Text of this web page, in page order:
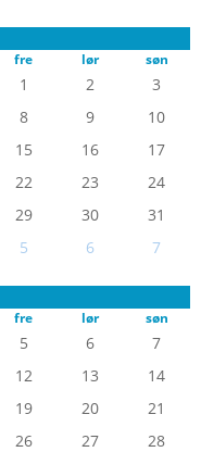
fre lør søn
1 2
3
8 9
10
15 16
17
22 23
24
29 30
31
5 6 7
fre lør søn
5 6
7
12 13
14
19 20
21
26 27
28